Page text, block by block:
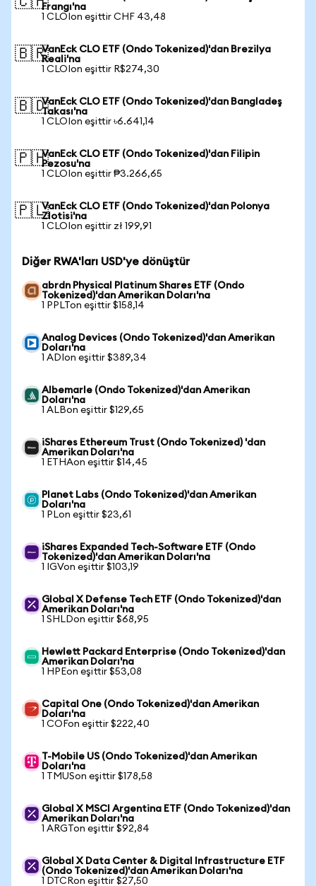
Frangı'na
1 CLOIon eşittir CHF 43,48
🇧🇷VanEck CLO ETF (Ondo Tokenized)'dan Brezilya
Reali'na
1 CLOIon eşittir R$274,30
🇧🇩VanEck CLO ETF (Ondo Tokenized)'dan Bangladeş
Takası'na
1 CLOIon eşittir ৳6.641,14
🇵🇭VanEck CLO ETF (Ondo Tokenized)'dan Filipin
Pezosu'na
1 CLOIon eşittir ₱3.266,65
🇵🇱VanEck CLO ETF (Ondo Tokenized)'dan Polonya
Zlotisi'na
1 CLOIon eşittir zł 199,91
Diğer RWA'ları USD'ye dönüştür
abrdn Physical Platinum Shares ETF (Ondo
Tokenized)'dan Amerikan Doları'na
1 PPLTon eşittir $158,14
Analog Devices (Ondo Tokenized)'dan Amerikan
Doları'na
1 ADIon eşittir $389,34
Albemarle (Ondo Tokenized)'dan Amerikan
Doları'na
1 ALBon eşittir $129,65
iShares Ethereum Trust (Ondo Tokenized) 'dan
Amerikan Doları'na
1 ETHAon eşittir $14,45
Planet Labs (Ondo Tokenized)'dan Amerikan
Doları'na
1 PLon eşittir $23,61
iShares Expanded Tech-Software ETF (Ondo
Tokenized)'dan Amerikan Doları'na
1 IGVon eşittir $103,19
Global X Defense Tech ETF (Ondo Tokenized)'dan
Amerikan Doları'na
1 SHLDon eşittir $68,95
Hewlett Packard Enterprise (Ondo Tokenized)'dan
Amerikan Doları'na
1 HPEon eşittir $53,08
Capital One (Ondo Tokenized)'dan Amerikan
Doları'na
1 COFon eşittir $222,40
T-Mobile US (Ondo Tokenized)'dan Amerikan
Doları'na
1 TMUSon eşittir $178,58
Global X MSCI Argentina ETF (Ondo Tokenized)'dan
Amerikan Doları'na
1 ARGTon eşittir $92,84
Global X Data Center & Digital Infrastructure ETF
(Ondo Tokenized)'dan Amerikan Doları'na
1 DTCRon eşittir $27,50